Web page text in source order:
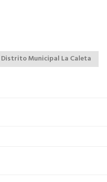
Distrito Municipal La Caleta